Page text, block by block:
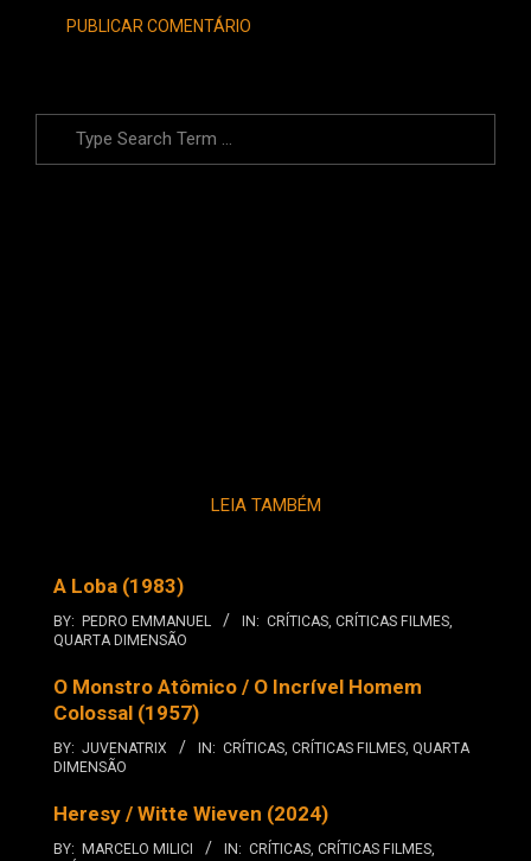
LEIA TAMBÉM
A Loba (1983)
BY: PEDRO EMMANUEL IN: CRÍTICAS, CRÍTICAS FILMES,
QUARTA DIMENSÃO
O Monstro Atômico / O Incrível Homem
Colossal (1957)
BY: JUVENATRIX IN: CRÍTICAS, CRÍTICAS FILMES, QUARTA
DIMENSÃO
Heresy / Witte Wieven (2024)
BY: MARCELO MILICI IN: CRÍTICAS, CRÍTICAS FILMES,